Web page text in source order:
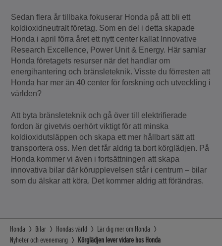
Sedan flera år tillbaka fokuserar Honda på att bli ett
koldioxidneutralt företag. Som en del i detta skapade
Honda i april förra året ett nytt center kallat Innovative
Research Excellence, Power Unit & Energy. Här samlar
Honda företagets resurser när det handlar om
energihantering och bränsleteknik. Visste du förresten att
Honda har mer än 40 center för forskning och utveckling i
världen?
Att byta bränsleteknik och gå över till elektrifierade
fordon är givetvis oerhört viktigt för att minska
koldioxidutsläppen och skapa ett mer hållbart sätt att
transportera oss. Men det får aldrig ta bort körglädjen. På
Honda kommer vi även i fortsättningen att skapa
innovativa bilar där körupplevelsen står i centrum – bilar
som du älskar att köra. Det kommer aldrig att förändras.
Honda Bilar Hondas värld
Lär dig mer om Honda
Nyheter och evenemang
Körglädjen lever vidare hos Honda